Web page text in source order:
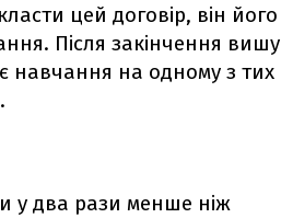
цей договір, він його
Після закінчення вишу
навчання на одному з тих
у два рази менше ніж